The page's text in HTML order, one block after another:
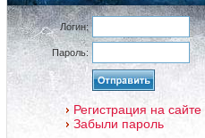
Логин:
Пароль:
Регистрация на сайте
Забыли пароль